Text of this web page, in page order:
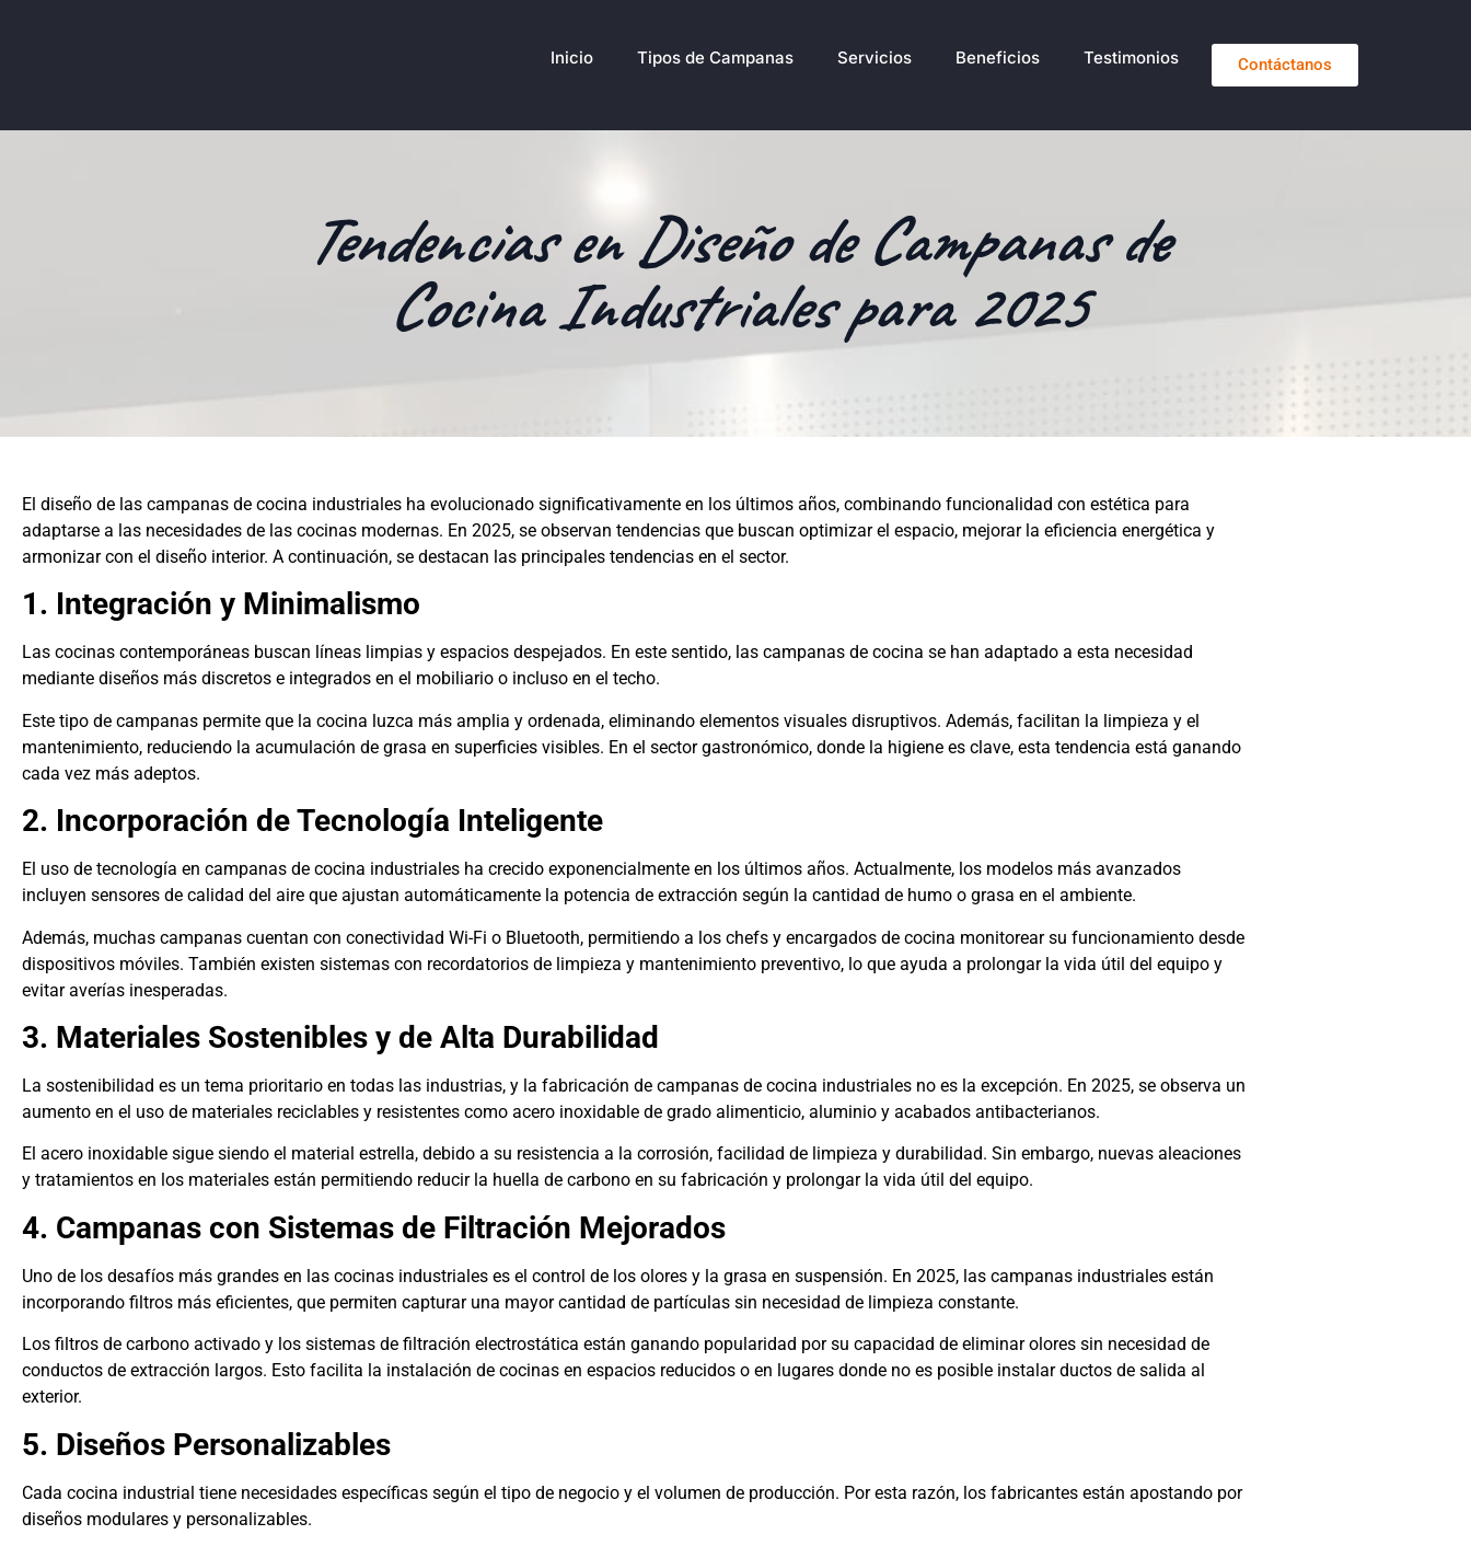
Inicio Tipos de Campanas Servicios Beneficios Testimonios Contáctanos
Tendencias en Diseño de Campanas de
Cocina Industriales para 2025
El diseño de las campanas de cocina industriales ha evolucionado significativamente en los últimos años, combinando funcionalidad con estética para
adaptarse a las necesidades de las cocinas modernas. En 2025, se observan tendencias que buscan optimizar el espacio, mejorar la eficiencia energética y
armonizar con el diseño interior. A continuación, se destacan las principales tendencias en el sector.
1. Integración y Minimalismo
Las cocinas contemporáneas buscan líneas limpias y espacios despejados. En este sentido, las campanas de cocina se han adaptado a esta necesidad
mediante diseños más discretos e integrados en el mobiliario o incluso en el techo.
Este tipo de campanas permite que la cocina luzca más amplia y ordenada, eliminando elementos visuales disruptivos. Además, facilitan la limpieza y el
mantenimiento, reduciendo la acumulación de grasa en superficies visibles. En el sector gastronómico, donde la higiene es clave, esta tendencia está ganando
cada vez más adeptos.
2. Incorporación de Tecnología Inteligente
El uso de tecnología en campanas de cocina industriales ha crecido exponencialmente en los últimos años. Actualmente, los modelos más avanzados
incluyen sensores de calidad del aire que ajustan automáticamente la potencia de extracción según la cantidad de humo o grasa en el ambiente.
Además, muchas campanas cuentan con conectividad Wi-Fi o Bluetooth, permitiendo a los chefs y encargados de cocina monitorear su funcionamiento desde
dispositivos móviles. También existen sistemas con recordatorios de limpieza y mantenimiento preventivo, lo que ayuda a prolongar la vida útil del equipo y
evitar averías inesperadas.
3. Materiales Sostenibles y de Alta Durabilidad
La sostenibilidad es un tema prioritario en todas las industrias, y la fabricación de campanas de cocina industriales no es la excepción. En 2025, se observa un
aumento en el uso de materiales reciclables y resistentes como acero inoxidable de grado alimenticio, aluminio y acabados antibacterianos.
El acero inoxidable sigue siendo el material estrella, debido a su resistencia a la corrosión, facilidad de limpieza y durabilidad. Sin embargo, nuevas aleaciones
y tratamientos en los materiales están permitiendo reducir la huella de carbono en su fabricación y prolongar la vida útil del equipo.
4. Campanas con Sistemas de Filtración Mejorados
Uno de los desafíos más grandes en las cocinas industriales es el control de los olores y la grasa en suspensión. En 2025, las campanas industriales están
incorporando filtros más eficientes, que permiten capturar una mayor cantidad de partículas sin necesidad de limpieza constante.
Los filtros de carbono activado y los sistemas de filtración electrostática están ganando popularidad por su capacidad de eliminar olores sin necesidad de
conductos de extracción largos. Esto facilita la instalación de cocinas en espacios reducidos o en lugares donde no es posible instalar ductos de salida al
exterior.
5. Diseños Personalizables
Cada cocina industrial tiene necesidades específicas según el tipo de negocio y el volumen de producción. Por esta razón, los fabricantes están apostando por
diseños modulares y personalizables.